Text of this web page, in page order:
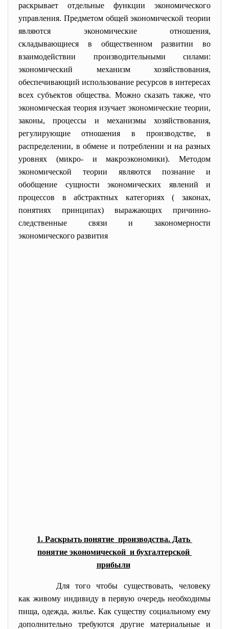
раскрывает отдельные функции экономического
управления. Предметом общей экономической теории
являются экономические отношения,
складывающиеся в общественном развитии во
взаимодействии производительными силами:
экономический механизм хозяйствования,
обеспечивающий использование ресурсов в интересах
всех субъектов общества. Можно сказать также, что
экономическая теория изучает экономические теории,
законы, процессы и механизмы хозяйствования,
регулирующие отношения в производстве, в
распределении, в обмене и потреблении и на разных
уровнях (микро- и макроэкономики). Методом
экономической теории являются познание и
обобщение сущности экономических явлений и
процессов в абстрактных категориях ( законах,
понятиях принципах) выражающих причинно-
следственные связи и закономерности
экономического развития
1. Раскрыть понятие производства. Дать
понятие экономической и бухгалтерской
прибыли
Для того чтобы существовать, человеку
как живому индивиду в первую очередь необходимы
пища, одежда, жилье. Как существу социальному ему
дополнительно требуются другие материальные и